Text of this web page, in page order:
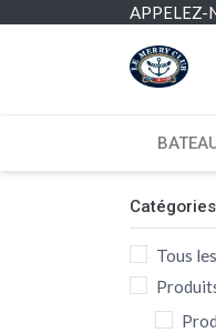
APPELEZ-
Catégories
Tous